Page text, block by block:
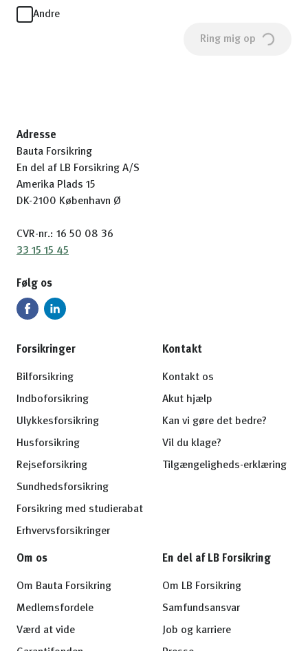
Andre
Ring mig op
Adresse
Bauta Forsikring
En del af LB Forsikring A/S
Amerika Plads 15
DK-2100 København Ø
CVR-nr.: 16 50 08 36
33 15 15 45
Følg os
Forsikringer
Bilforsikring
Indboforsikring
Ulykkesforsikring
Husforsikring
Rejseforsikring
Sundhedsforsikring
Forsikring med studierabat
Erhvervsforsikringer
Kontakt
Kontakt os
Akut hjælp
Kan vi gøre det bedre?
Vil du klage?
Tilgængeligheds-erklæring
Om os
Om Bauta Forsikring
Medlemsfordele
Værd at vide
En del af LB Forsikring
Om LB Forsikring
Samfundsansvar
Job og karriere